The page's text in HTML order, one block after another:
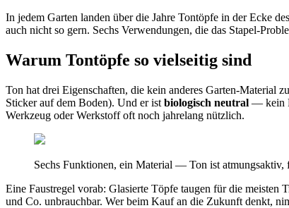
In jedem Garten landen über die Jahre Tontöpfe in der Ecke
auch nicht so gern. Sechs Verwendungen, die das Stapel-
Warum Tontöpfe so vielseitig sind
Ton hat drei Eigenschaften, die kein anderes Garten-Material
Sticker auf dem Boden). Und er ist biologisch neutral — kein
Werkzeug oder Werkstoff oft noch jahrelang nützlich.
Sechs Funktionen, ein Material — Ton ist atmungsaktiv,
Eine Faustregel vorab: Glasierte Töpfe taugen für die meisten
und Co. unbrauchbar. Wer beim Kauf an die Zukunft denkt,